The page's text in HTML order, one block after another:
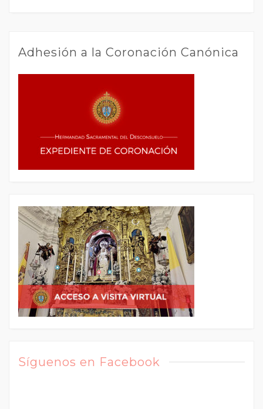
Adhesión a la Coronación Canónica
Síguenos en Facebook